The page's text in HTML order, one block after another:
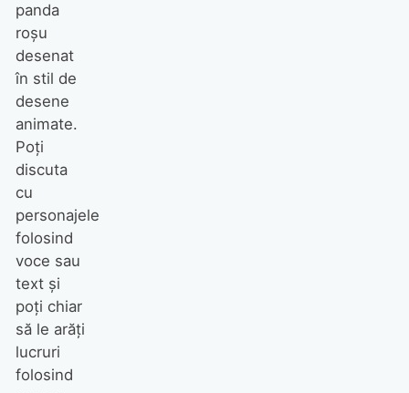
panda
roșu
desenat
în stil de
desene
animate.
Poți
discuta
cu
personajele
folosind
voce sau
text și
poți chiar
să le arăți
lucruri
folosind